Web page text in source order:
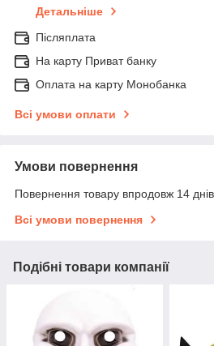
Детальніше
Післяплата
На карту Приват банку
Оплата на карту Монобанка
Всі умови оплати
Умови повернення
Повернення товару впродовж 14
Всі умови повернення
Подібні товари компанії